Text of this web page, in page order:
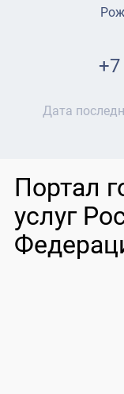
Дата
Портал
услуг